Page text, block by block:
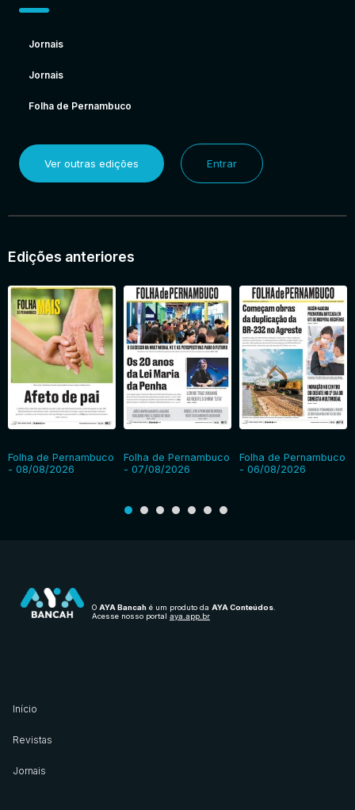
Jornais
Jornais
Folha de Pernambuco
Ver outras edições Entrar
Edições anteriores
Folha de Pernambuco
- 08/08/2026
Folha de Pernambuco
- 07/08/2026
Folha de Pernambuco
- 06/08/2026
O AYA Bancah é um produto da AYA Conteúdos
Acesse nosso portal aya.app.br
Início
Revistas
Jornais